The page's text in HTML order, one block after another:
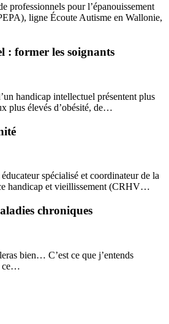
professionnels pour l’épanouissement
ligne Écoute Autisme en Wallonie,
: former les soignants
handicap intellectuel présentent plus
plus élevés d’obésité, de…
spécialisé et coordinateur de la
handicap et vieillissement (CRHV…
chroniques
bien… C’est ce que j’entends
ce…